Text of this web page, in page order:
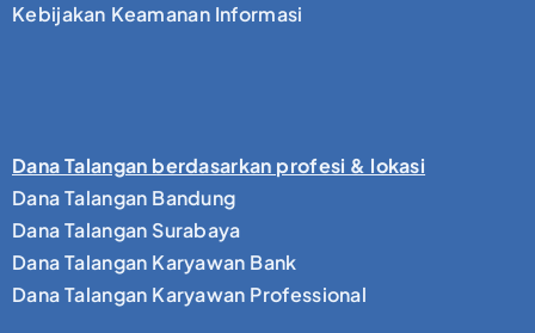
Kebijakan Keamanan Informasi
Dana Talangan berdasarkan profesi & lokasi
Dana Talangan Bandung
Dana Talangan Surabaya
Dana Talangan Karyawan Bank
Dana Talangan Karyawan Professional